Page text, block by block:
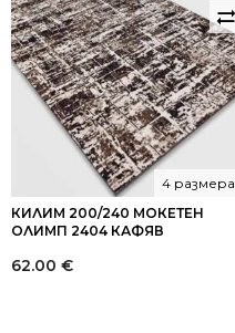
КИЛИМ 200/240 МОКЕТЕН
ОЛИМП 2404 КАФЯВ
4 размера
62.00 €